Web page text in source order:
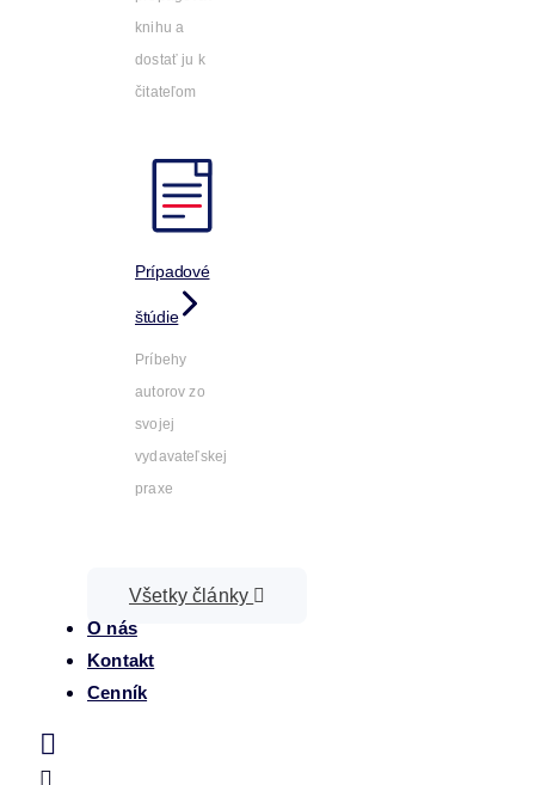
knihu a
dostať ju k
čitateľom
Prípadové
štúdie
Príbehy
autorov zo
svojej
vydavateľskej
praxe
Všetky články
O nás
Kontakt
Cenník